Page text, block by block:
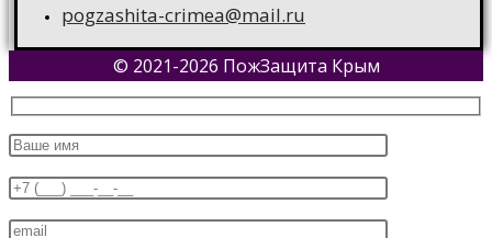
pogzashita-crimea@mail.ru
© 2021-2026 ПожЗащита Крым